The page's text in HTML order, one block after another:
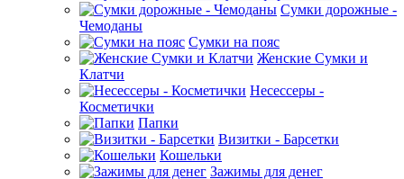
Сумки дорожные -
Чемоданы
Сумки на пояс
Женские Сумки и
Клатчи
Несессеры -
Косметички
Папки
Визитки - Барсетки
Кошельки
Зажимы для денег